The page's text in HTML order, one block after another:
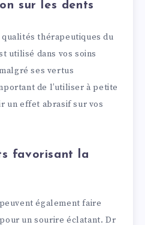
sur les dents
thérapeutiques du
utilisé dans vos soins
ses vertus
de l’utiliser à petite
un effet abrasif sur vos
favorisant la
également faire
un sourire éclatant. Dr